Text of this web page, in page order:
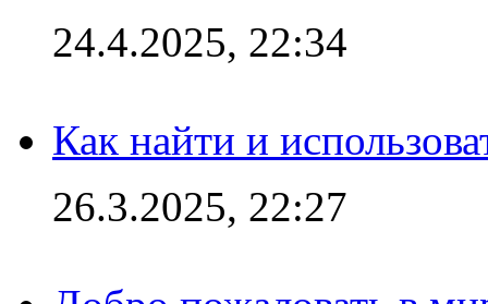
24.4.2025, 22:34
Как найти и
26.3.2025, 22:27